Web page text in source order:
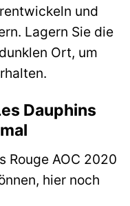
und
Lagern Sie die
Ort, um
Dauphins
Rouge AOC 2020
hier noch